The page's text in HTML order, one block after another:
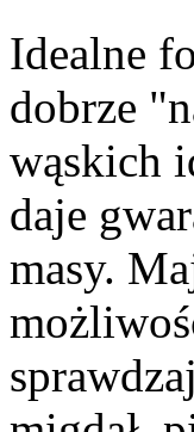
Idealne
dobrze
wąskich
daje
masy.